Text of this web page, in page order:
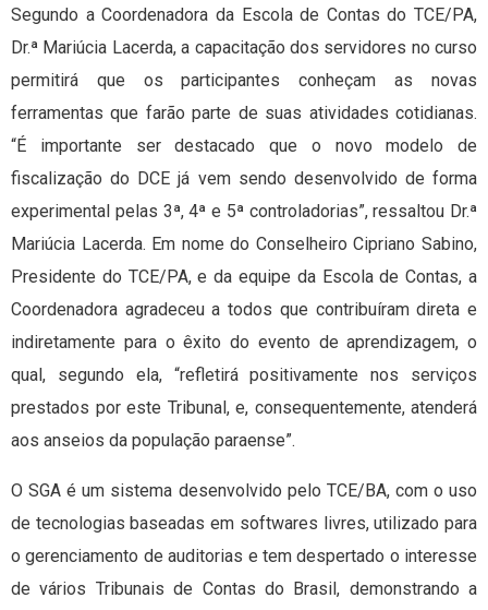
Segundo a Coordenadora da Escola de Contas do TCE/PA,
Dr.ª Mariúcia Lacerda, a capacitação dos servidores no curso
permitirá que os participantes conheçam as novas
ferramentas que farão parte de suas atividades cotidianas.
“É importante ser destacado que o novo modelo de
fiscalização do DCE já vem sendo desenvolvido de forma
experimental pelas 3ª, 4ª e 5ª controladorias”, ressaltou Dr.ª
Mariúcia Lacerda. Em nome do Conselheiro Cipriano Sabino,
Presidente do TCE/PA, e da equipe da Escola de Contas, a
Coordenadora agradeceu a todos que contribuíram direta e
indiretamente para o êxito do evento de aprendizagem, o
qual, segundo ela, “refletirá positivamente nos serviços
prestados por este Tribunal, e, consequentemente, atenderá
aos anseios da população paraense”.
O SGA é um sistema desenvolvido pelo TCE/BA, com o uso
de tecnologias baseadas em softwares livres, utilizado para
o gerenciamento de auditorias e tem despertado o interesse
de vários Tribunais de Contas do Brasil, demonstrando a